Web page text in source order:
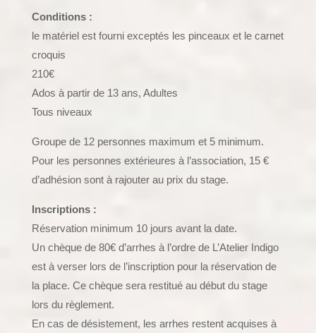
Conditions :
le matériel est fourni exceptés les pinceaux et le carnet
croquis
210€
Ados à partir de 13 ans, Adultes
Tous niveaux
Groupe de 12 personnes maximum et 5 minimum.
Pour les personnes extérieures à l’association, 15 €
d’adhésion sont à rajouter au prix du stage.
Inscriptions :
Réservation minimum 10 jours avant la date.
Un chèque de 80€ d’arrhes à l’ordre de L’Atelier Indigo
est à verser lors de l’inscription pour la réservation de
la place. Ce chèque sera restitué au début du stage
lors du règlement.
En cas de désistement, les arrhes restent acquises à